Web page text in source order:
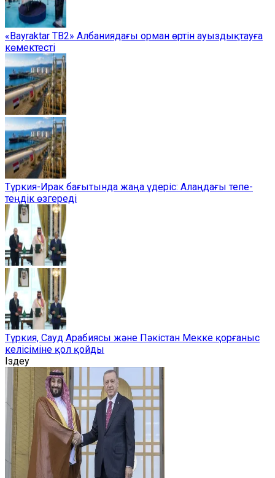
«Bayraktar TB2» Албаниядағы орман өртін ауыздықтауға
көмектесті
Түркия-Ирак бағытында жаңа үдеріс: Алаңдағы тепе-
теңдік өзгереді
Түркия, Сауд Арабиясы және Пәкістан Мекке қорғаныс
келісіміне қол қойды
Іздеу